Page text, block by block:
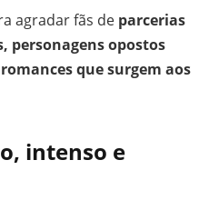
agradar fãs de parcerias
personagens opostos
que surgem aos
intenso e